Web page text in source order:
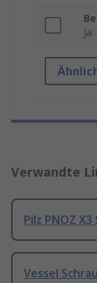
Ja
Verwandte
Pilz PNOZ
Vessel